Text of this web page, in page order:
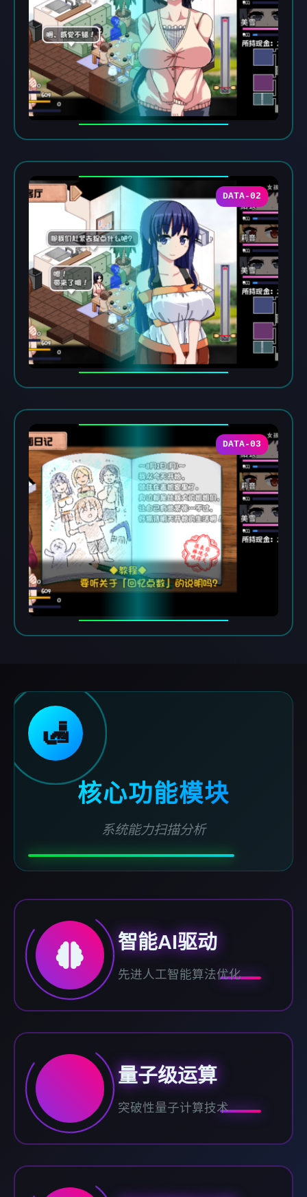
DATA-02
DATA-03
🛃
核心功能模块
系统能力扫描分析
智能AI驱动
先进人工智能算法优化
量子级运算
突破性量子计算技术